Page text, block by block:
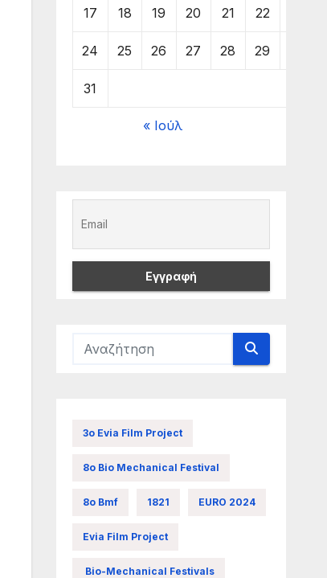
17 18 19 20 21 22
24 25 26 27 28 29
31
« Ιούλ
3ο Evia Film Project
8ο Bio Mechanical Festival
8ο Bmf 1821 EURO 2024
Evia Film Project
Bio-Mechanical Festivals